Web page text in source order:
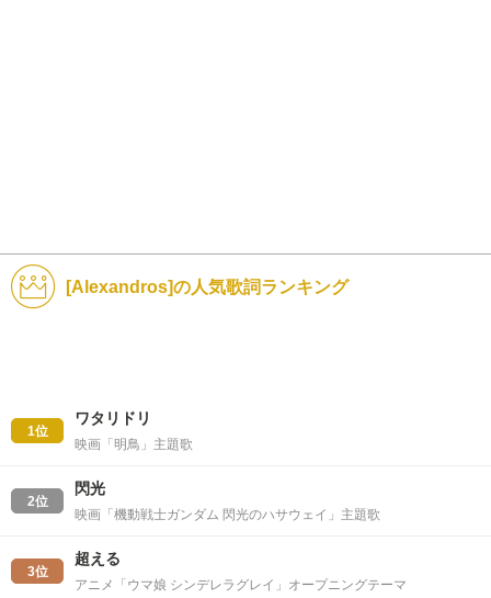
[Alexandros]の人気歌詞ランキング
1位
ワタリドリ
映画「明鳥」主題歌
2位
閃光
映画「機動戦士ガンダム 閃光のハサウェイ」主題歌
3位
超える
アニメ「ウマ娘 シンデレラグレイ」オープニングテーマ